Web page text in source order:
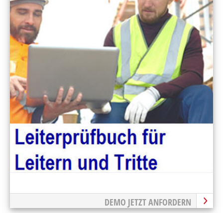
DEMO JETZT ANFORDERN